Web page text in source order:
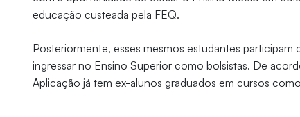
educação custeada pela FEQ.
Posteriormente, esses mesmos estudantes
ingressar no Ensino Superior como bolsistas. De
Aplicação já tem ex-alunos graduados em cursos